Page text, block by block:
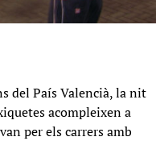
del País Valencià, la nit
acompleixen a
per els carrers amb